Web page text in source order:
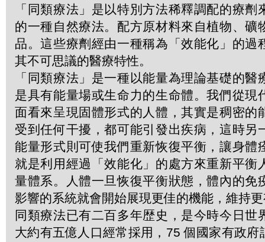
「同類療法」是以特別方法稀釋調配的療劑
的一種自然療法。配方原材料來自植物、礦
品。這些療劑經由一種稱為「效能化」的過
其不可思議的醫療特性。
「同類療法」是一種以能量為理論基礎的醫
是具有能量場或生命力的生命體。我們從現
面看來呈現固體形式的人體，其實是稠密的
受到任何干擾，都可能引發出疾病，這時另
能量形式則可使我們重新恢復平衡，讓身體
就是利用經過「效能化」的處方來重新平衡
量體系。人體一旦恢復平衡狀態，體內的免
影響的系統就會開始展現更佳的機能，維持
同類療法已有二百多年歴史，是今時今日世
大約有五億人口經常採用，75 個國家有政府